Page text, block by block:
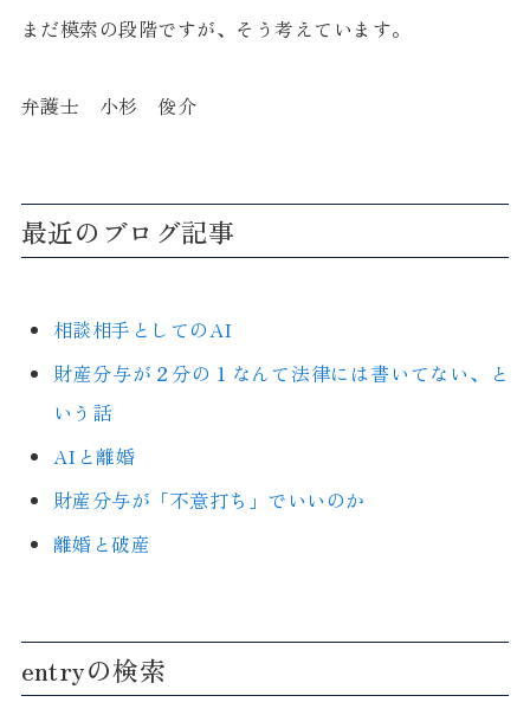
まだ模索の段階ですが、そう考えています。
弁護士 小杉 俊介
最近のブログ記事
相談相手としてのAI
財産分与が２分の１なんて法律には書いてない、と
いう話
AIと離婚
財産分与が「不意打ち」でいいのか
離婚と破産
entryの検索